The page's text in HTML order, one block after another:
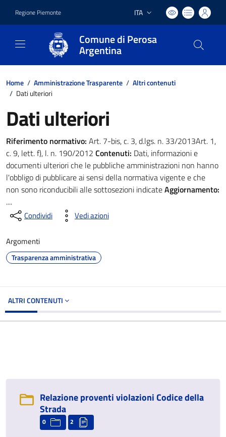
Regione Piemonte Lingua attiva:
ITA
Comune di Perosa
Argentina
Home / Amministrazione Trasparente / Altri contenuti
/ Dati ulteriori
Dati ulteriori
Riferimento normativo: Art. 7-bis, c. 3, d.lgs. n. 33/2013Art. 1,
c. 9, lett. f), l. n. 190/2012 Contenuti: Dati, informazioni e
documenti ulteriori che le pubbliche amministrazioni non hanno
l'obbligo di pubblicare ai sensi della normativa vigente e che
non sono riconducibili alle sottosezioni indicateAggiornamento:
....
Condividi Vedi azioni
Argomenti
Trasparenza amministrativa
ALTRI CONTENUTI
Relazione proventi violazioni Codice della
Strada
0 2